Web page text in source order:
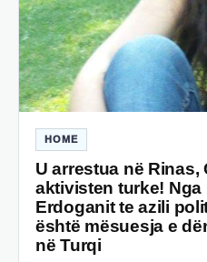
HOME
U arrestua në Rinas,
aktivisten turke!
Erdoganit te azili
është mësuesja e
në Turqi